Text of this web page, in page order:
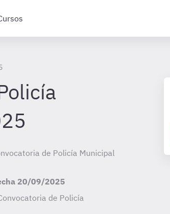
de Policía Municipal
20/09/2025
de Policía